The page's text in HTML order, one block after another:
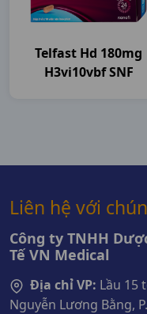
Telfast Hd 180mg
H3vi10vbf SNF
Liên hệ với
Công ty TNHH
Tế VN Medical
Địa chỉ VP: Lầu 15
Nguyễn Lương Bằng,